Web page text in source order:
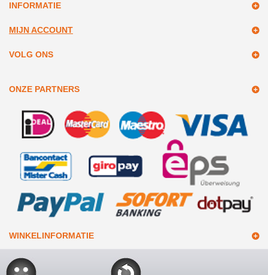
INFORMATIE
MIJN ACCOUNT
VOLG ONS
ONZE PARTNERS
WINKELINFORMATIE